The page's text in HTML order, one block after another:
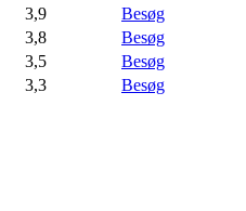
3,9
Besøg
3,8
Besøg
3,5
Besøg
3,3
Besøg